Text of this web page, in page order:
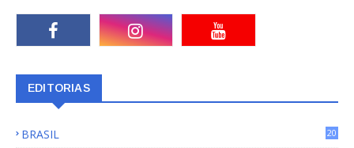
EDITORIAS
BRASIL
20